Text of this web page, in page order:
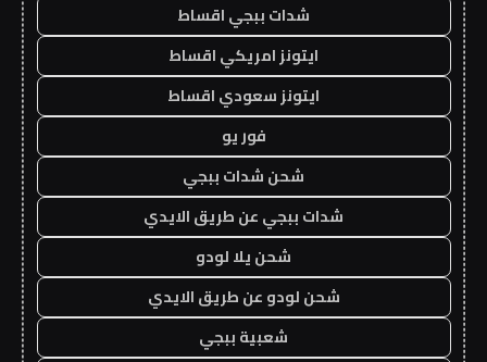
شدات ببجي اقساط
ايتونز امريكي اقساط
ايتونز سعودي اقساط
فور يو
شحن شدات ببجي
شدات ببجي عن طريق الايدي
شحن يلا لودو
شحن لودو عن طريق الايدي
شعبية ببجي